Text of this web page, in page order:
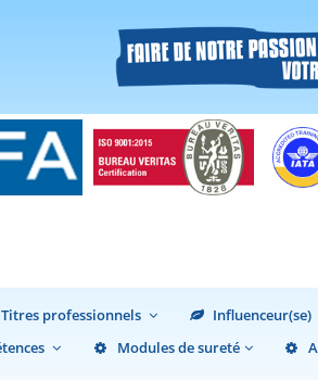
Titres professionnels
Influenceur(se)
Modules de sureté